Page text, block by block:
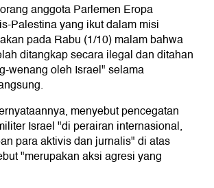
anggota Parlemen Eropa
Palestina yang ikut dalam misi
pada Rabu (1/10) malam bahwa
ditangkap secara ilegal dan ditahan
wenang oleh Israel" selama
menyebut pencegatan
Israel "di perairan internasional,
para aktivis dan jurnalis" di atas
"merupakan aksi agresi yang